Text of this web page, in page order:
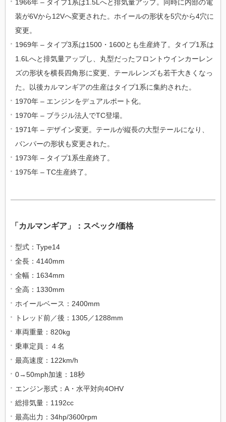
1966年 – タイプ1系は1.5Lへと排気量アップ。同時に内部の電
装が6Vから12Vへ変更された。ホイールの形状を5穴から4穴に
変更。
1969年 – タイプ3系は1500・1600とも生産終了。タイプ1系は
1.6Lへと排気量アップし、丸型だったフロントウインカーレン
ズの形状を横長四角形に変更、テールレンズも若干大きくなっ
た。以後カルマンギアの生産はタイプ1系に集約された。
1970年 – エンジンをデュアルポート化。
1970年 – ブラジル法人でTC登場。
1971年 – デザイン変更。テールが縦長の大型テールになり、
バンパーの形状も変更された。
1973年 – タイプ1系生産終了。
1975年 – TC生産終了。
「カルマンギア」：スペック/価格
型式：Type14
全長：4140mm
全幅：1634mm
全高：1330mm
ホイールベース：2400mm
トレッド前／後：1305／1288mm
車両重量：820kg
乗車定員：４名
最高速度：122km/h
0→50mph加速：18秒
エンジン形式：A・水平対向4OHV
総排気量：1192cc
最高出力：34hp/3600rpm